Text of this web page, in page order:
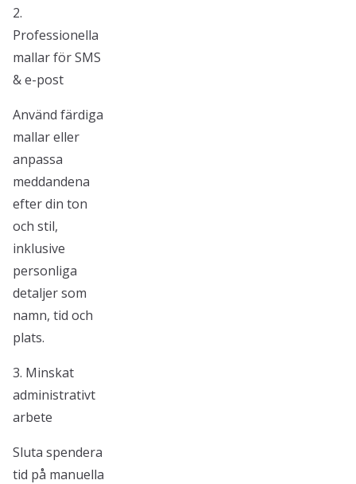
2.
Professionella
mallar för SMS
& e-post
Använd färdiga
mallar eller
anpassa
meddandena
efter din ton
och stil,
inklusive
personliga
detaljer som
namn, tid och
plats.
3. Minskat
administrativt
arbete
Sluta spendera
tid på manuella